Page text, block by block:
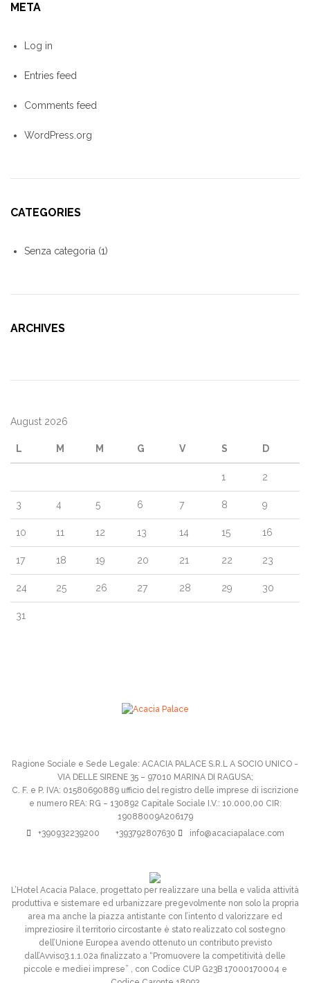
META
Log in
Entries feed
Comments feed
WordPress.org
CATEGORIES
Senza categoria (1)
ARCHIVES
August 2026
L M M G V S D
1 2
3 4 5 6 7 8 9
10 11 12 13 14 15 16
17 18 19 20 21 22 23
24 25 26 27 28 29 30
31
Ragione Sociale e Sede Legale: ACACIA PALACE S.R.L A SOCIO UNICO -
VIA DELLE SIRENE 35 – 97010 MARINA DI RAGUSA;
C. F. e P. IVA: 01580690889 ufficio del registro delle imprese di iscrizione
e numero REA: RG – 130892 Capitale Sociale I.V.: 10.000,00 CIR:
19088009A206179
+390932239200
+393792807630 info@acaciapalace.com
L’Hotel Acacia Palace, progettato per realizzare una bella e valida attività
produttiva e sistemare ed urbanizzare pregevolmente non solo la propria
area ma anche la piazza antistante con l’intento d valorizzare ed
impreziosire il territorio circostante è stato realizzato col sostegno
dell’Unione Europea avendo ottenuto un contributo previsto
dall’Avviso3.1.1.02a finalizzato a “Promuovere la competitività delle
piccole e mediei imprese” , con Codice CUP G23B 17000170004 e